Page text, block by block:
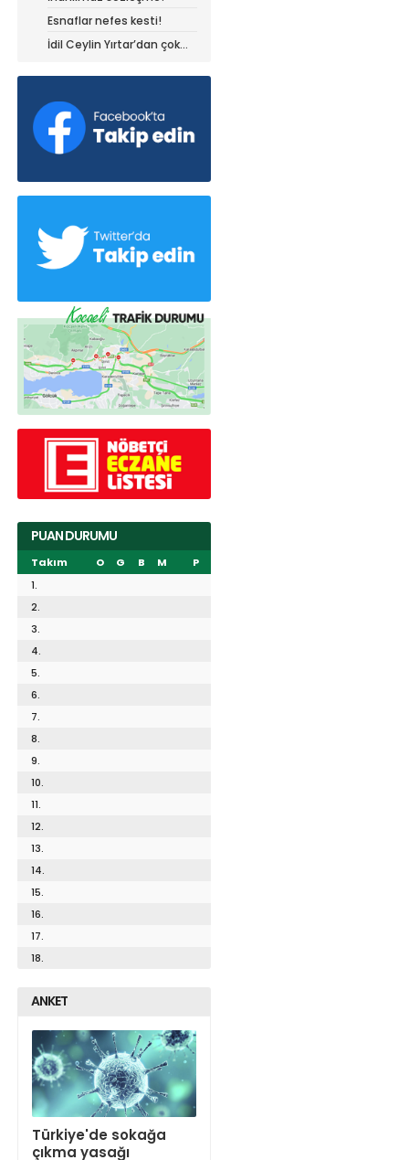
Esnaflar nefes kesti!
İdil Ceylin Yırtar’dan çok
PUAN DURUMU
Takım O G B M
P
1.
2.
3.
4.
5.
6.
7.
8.
9.
10.
11.
12.
13.
14.
15.
16.
17.
18.
ANKET
Türkiye'de sokağa
çıkma yasağı